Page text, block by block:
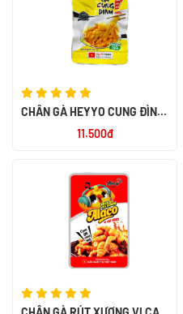
CHÂN GÀ HEYYO CUNG ĐÌNH
11.500đ